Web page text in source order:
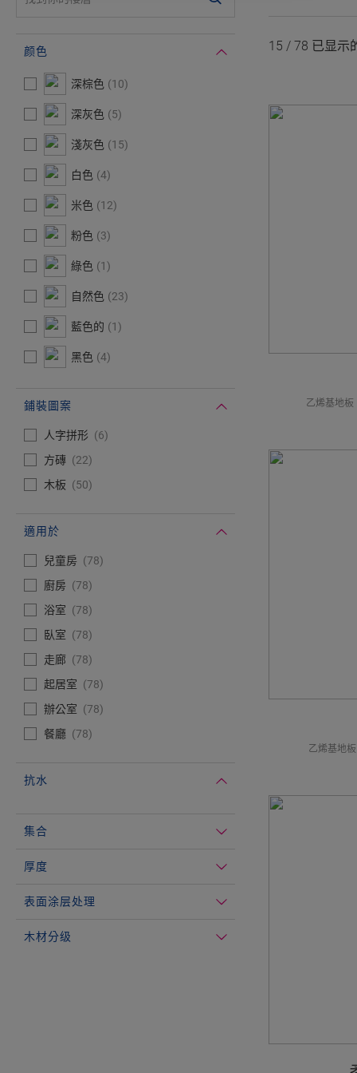
颜色
#Select#颜色
深棕色 10
深灰色 5
淺灰色 15
白色 4
米色 12
粉色 3
綠色 1
自然色 23
藍色的 1
黑色 4
鋪裝圖案
#Select#鋪裝圖案
人字拼形
6
方磚
22
木板
50
適用於
#Select#適用於
兒童房
78
廚房
78
浴室
78
臥室
78
走廊
78
起居室
78
辦公室
78
餐廳
78
抗水
集合
厚度
表面涂层处理
木材分级
15 / 78 已显示
乙烯基地板
乙烯基地板